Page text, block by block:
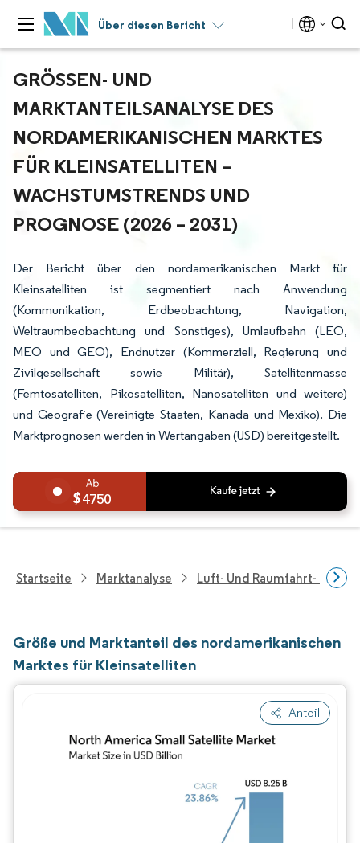
Über diesen Bericht
GRÖSSEN- UND M
ARKTANTEILSANALYSE DES N
ORDAMERIKANISCHEN MARKTES F
ÜR KLEINSATELLITEN – W
ACHSTUMSTRENDS UND P
ROGNOSE (2026 – 2031)
Der Bericht über den nordamerikanischen Markt für
Kleinsatelliten ist segmentiert nach Anwendung
(Kommunikation, Erdbeobachtung, Navigation,
Weltraumbeobachtung und Sonstiges), Umlaufbahn (LEO,
MEO und GEO), Endnutzer (Kommerziell, Regierung und
Zivilgesellschaft sowie Militär), Satellitenmasse
(Femtosatelliten, Pikosatelliten, Nanosatelliten und weitere)
und Geografie (Vereinigte Staaten, Kanada und Mexiko). Die
Marktprognosen werden in Wertangaben (USD) bereitgestellt.
4750
Startseite Marktanalyse Luft- Und Raumfahrt- Und
Größe und Marktanteil des nordamerikanischen
Marktes für Kleinsatelliten
Anteil